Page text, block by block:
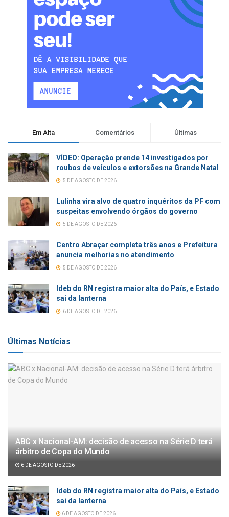
Em Alta Comentários Últimas
VÍDEO: Operação prende 14 investigados por
roubos de veículos e extorsões na Grande Natal
5 DE AGOSTO DE 2026
Lulinha vira alvo de quatro inquéritos da PF com
suspeitas envolvendo órgãos do governo
5 DE AGOSTO DE 2026
Centro Abraçar completa três anos e Prefeitura
anuncia melhorias no atendimento
5 DE AGOSTO DE 2026
Ideb do RN registra maior alta do País, e Estado
sai da lanterna
6 DE AGOSTO DE 2026
Últimas Notícias
ABC x Nacional-AM: decisão de acesso na Série D terá
árbitro de Copa do Mundo
6 DE AGOSTO DE 2026
Ideb do RN registra maior alta do País, e Estado
sai da lanterna
6 DE AGOSTO DE 2026